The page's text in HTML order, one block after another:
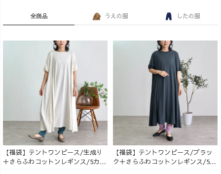
全商品 うえの服 したの服
【福袋】テントワンピース/生成り
＋さらふわコットンレギンス/5カラ
【福袋】テントワンピース/ブラッ
ク＋さらふわコットンレギンス/5カ